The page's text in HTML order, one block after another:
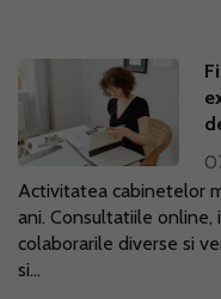
Activitatea cabinetelor
ani. Consultatiile
colaborarile diverse si
si...